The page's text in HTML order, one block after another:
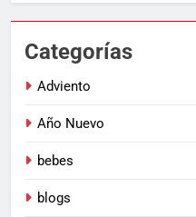
Categorías
Adviento
Año Nuevo
bebes
blogs